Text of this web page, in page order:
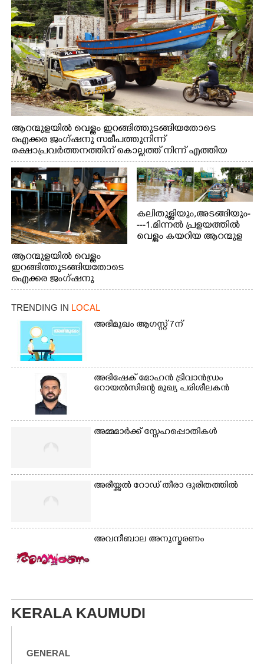
ആറന്മുളയിൽ വെള്ളം ഇറങ്ങിത്തുടങ്ങിയതോടെ
ഐക്കര ജംഗ്ഷനു സമീപത്തുനിന്ന്
രക്ഷാപ്രവർത്തനത്തിന് കൊല്ലത്ത് നിന്ന് എത്തിയ
ബോട്ടുകൾ തിരികെക്കൊണ്ടുപോകുന്നു.
ആറന്മുളയിൽ വെള്ളം
ഇറങ്ങിത്തുടങ്ങിയതോടെ
ഐക്കര ജംഗ്ഷനു
സമീപം ആറന്മുള
കിടങ്ങന്നൂർ റോഡിന്
സമീപം പ്രവർത്തിക്കു
ആറന്മുള തട്ടുകട കഴുകി
വൃത്തിയാക്കുന്നു.
കലിതുള്ളിയും,അടങ്ങിയും-
---1.മിന്നൽ പ്രളയത്തിൽ
വെള്ളം കയറിയ ആറന്മുള
ഇറങ്ങിപ്പോൾ
ത്തിന് ഓച്ചിറ അഴിക്കലിൽ
TRENDING IN LOCAL
അഭിമുഖം ആഗസ്റ്റ് 7ന്
അഭിഷേക് മോഹൻ ട്രിവാൻഡ്രം
റോയൽസിന്റെ മുഖ്യ പരിശീലകൻ
അമ്മമാർക്ക് സ്നേഹപ്പൊതികൾ
അരീയ്ക്കൽ റോഡ് തീരാ ദുരിതത്തിൽ
അവനീബാല അനുസ്മരണം
KERALA KAUMUDI
GENERAL